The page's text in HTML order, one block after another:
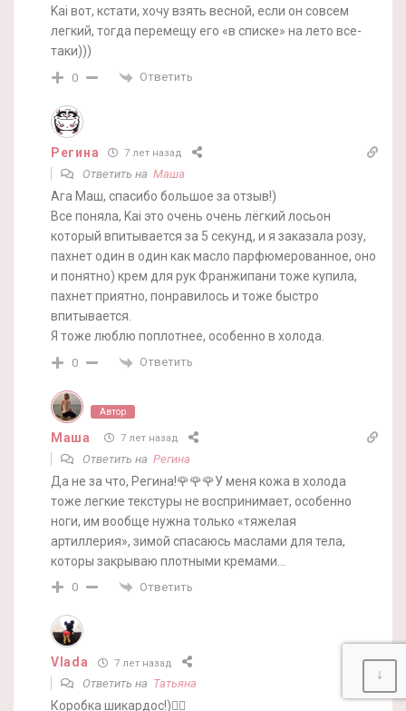
Kai вот, кстати, хочу взять весной, если он совсем
легкий, тогда перемещу его «в списке» на лето все-
таки)))
0 Ответить
Регина 7 лет назад
Ответить на Маша
Ага Маш, спасибо большое за отзыв!)
Все поняла, Kai это очень очень лёгкий лосьон
который впитывается за 5 секунд, и я заказала розу,
пахнет один в один как масло парфюмерованное, оно
и понятно) крем для рук Франжипани тоже купила,
пахнет приятно, понравилось и тоже быстро
впитывается.
Я тоже люблю поплотнее, особенно в холода.
0 Ответить
Автор
Маша 7 лет назад
Ответить на Регина
Да не за что, Регина!🌹🌹🌹У меня кожа в холода
тоже легкие текстуры не воспринимает, особенно
ноги, им вообще нужна только «тяжелая
артиллерия», зимой спасаюсь маслами для тела,
которы закрываю плотными кремами…
0 Ответить
Vlada 7 лет назад
Ответить на Татьяна
Коробка шикардос!)👍🏻
↓